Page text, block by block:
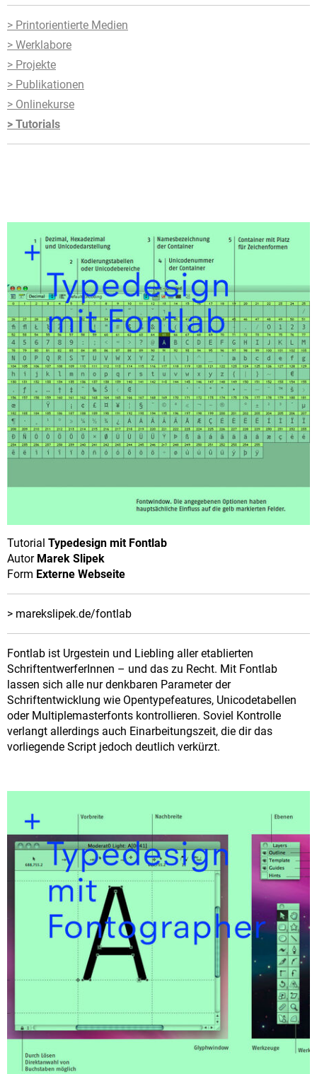
> Printorientierte Medien
> Werklabore
> Projekte
> Publikationen
> Onlinekurse
> Tutorials
Tutorial Typedesign mit Fontlab
Autor Marek Slipek
Form Externe Webseite
> marekslipek.de/fontlab
Fontlab ist Urgestein und Liebling aller etablierten
SchriftentwerferInnen – und das zu Recht. Mit Fontlab
lassen sich alle nur denkbaren Parameter der
Schriftentwicklung wie Opentypefeatures, Unicodetabellen
oder Multiplemasterfonts kontrollieren. Soviel Kontrolle
verlangt allerdings auch Einarbeitungszeit, die dir das
vorliegende Script jedoch deutlich verkürzt.